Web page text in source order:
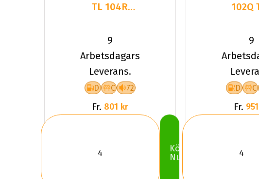
TL 104R
DUTY 4
9
Arbetsdagars
Leverans.
D C 72
Fr. 801 kr
Köp
Nu
102Q
DUTY
9
D C
Fr.